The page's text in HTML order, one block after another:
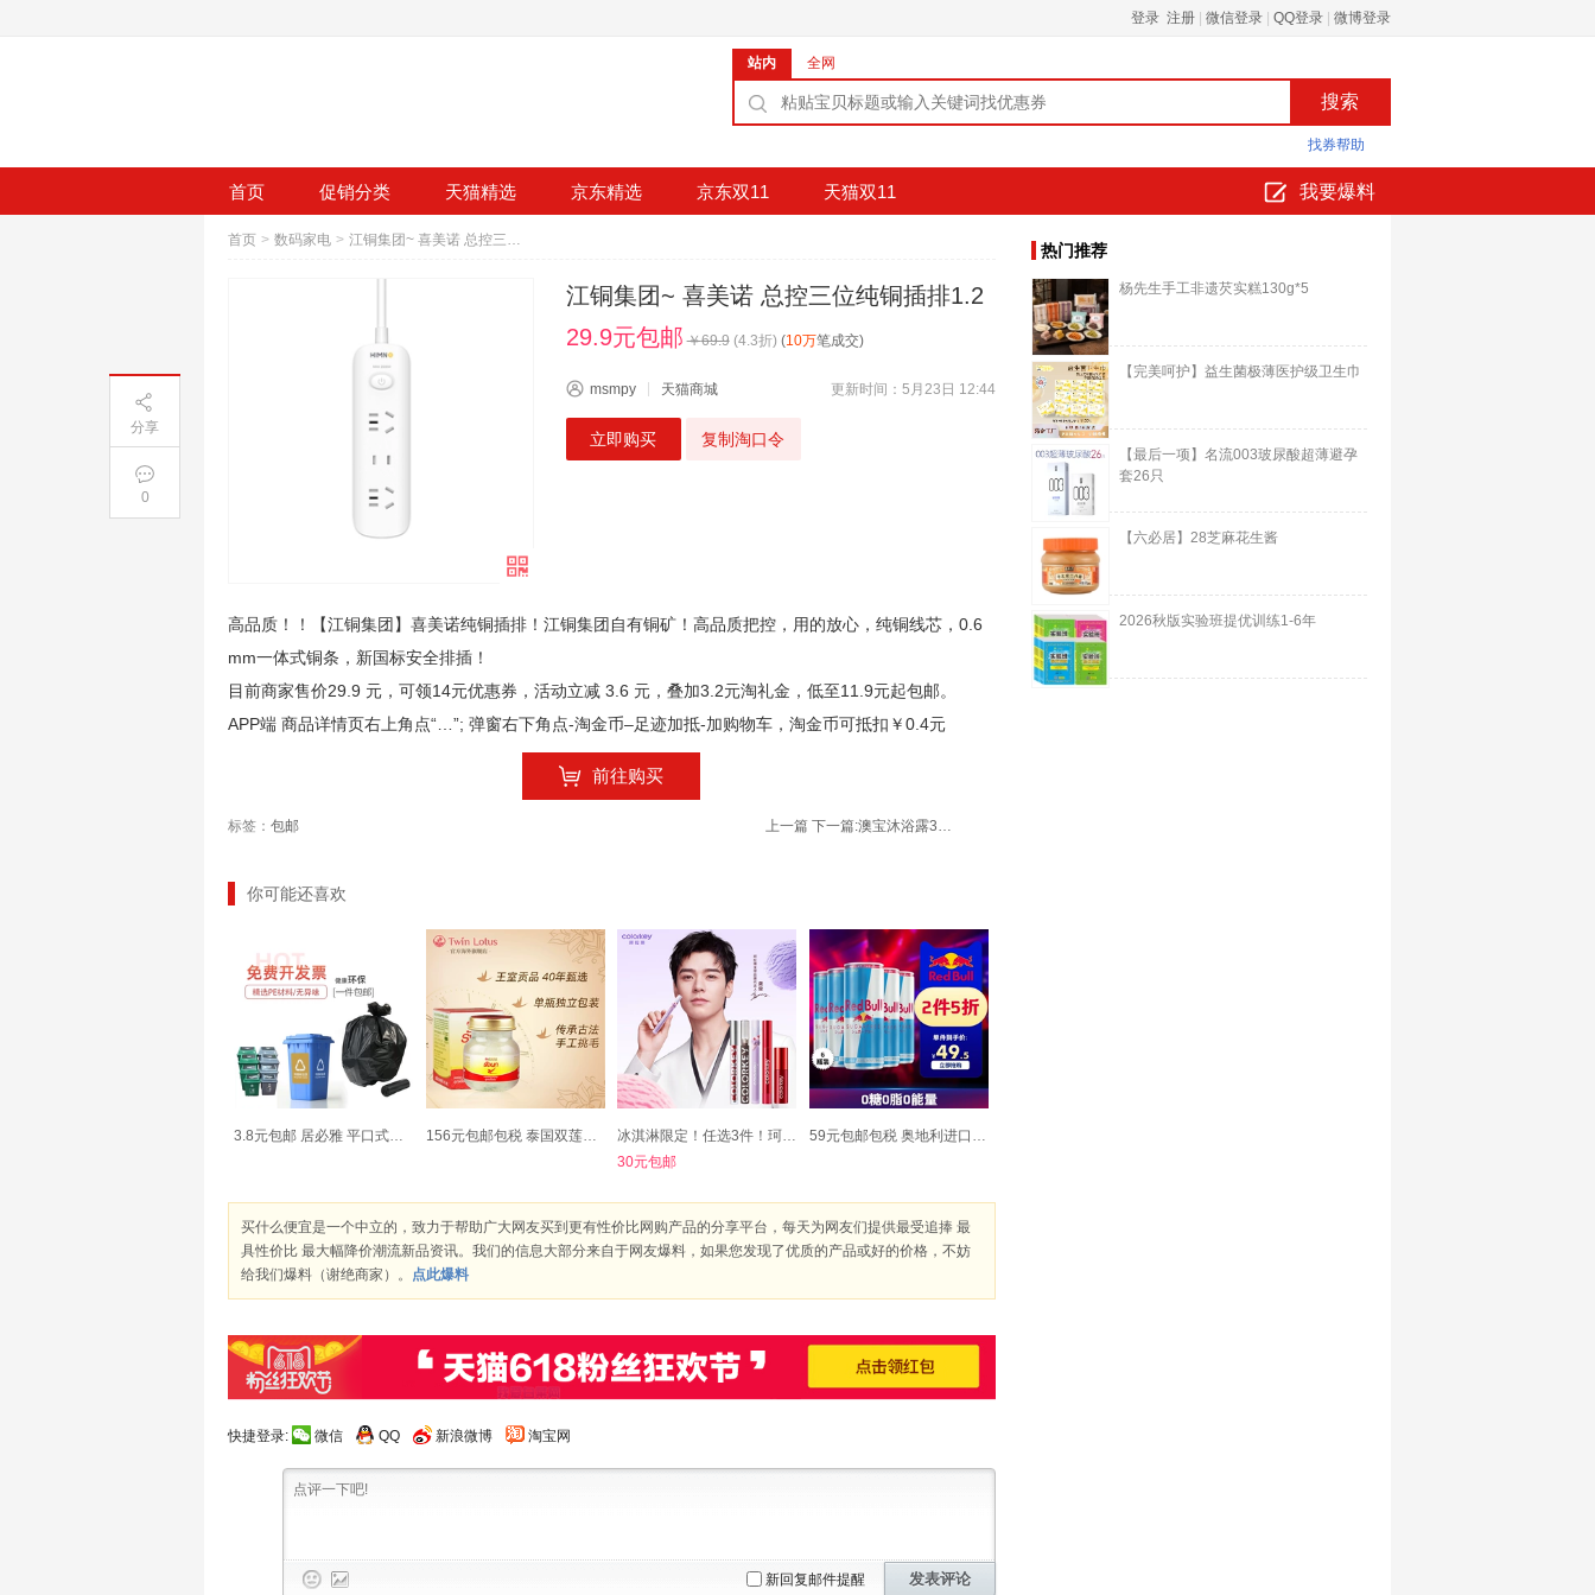
登录 注册 微信登录 QQ登录 微博登录
站内 全网
找券帮助
首页 促销分类 天猫精选 京东精选 京东双11 天猫双11 我要爆料
首页 > 数码家电 > 江铜集团~ 喜美诺 总控三位纯铜插排1.2
江铜集团~ 喜美诺 总控三位纯铜插排1.2
29.9元包邮 ￥69.9 (4.3折) (10万笔成交)
msmpy 天猫商城 更新时间：5月23日 12:44
立即购买 复制淘口令
高品质！！【江铜集团】喜美诺纯铜插排！江铜集团自有铜矿！高品质把控，用的放心，纯铜线芯，0.6
mm一体式铜条，新国标安全排插！
目前商家售价29.9 元，可领14元优惠券，活动立减 3.6 元，叠加3.2元淘礼金，低至11.9元起包邮。
APP端 商品详情页右上角点“…”; 弹窗右下角点-淘金币–足迹加抵-加购物车，淘金币可抵扣￥0.4元
前往购买
标签： 包邮 上一篇 下一篇: 澳宝沐浴露3瓶家庭装
你可能还喜欢
3.8元包邮 居必雅 平口式垃圾袋 120只 156元包邮包税 泰国双莲冰糖金丝燕窝45ml*6*2瓶
冰淇淋限定！任选3件！珂拉琪唇釉
30元包邮
59元包邮包税 奥地利进口 RedBull 红牛 劲能无糖功能饮料250ml*6罐*2件
买什么便宜是一个中立的，致力于帮助广大网友买到更有性价比网购产品的分享平台，每天为网友们提供最受追捧 最
具性价比 最大幅降价潮流新品资讯。我们的信息大部分来自于网友爆料，如果您发现了优质的产品或好的价格，不妨
给我们爆料（谢绝商家）。 点此爆料
快捷登录: 微信 QQ 新浪微博 淘宝网
新回复邮件提醒 发表评论
热门推荐
杨先生手工非遗芡实糕130g*5
【完美呵护】益生菌极薄医护级卫生巾
【最后一项】名流003玻尿酸超薄避孕
套26只
【六必居】28芝麻花生酱
2026秋版实验班提优训练1-6年
分享
0